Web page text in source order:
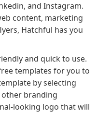
and Instagram.
content, marketing
Hatchful has you
and quick to use.
templates for you to
by selecting
other branding
looking logo that will